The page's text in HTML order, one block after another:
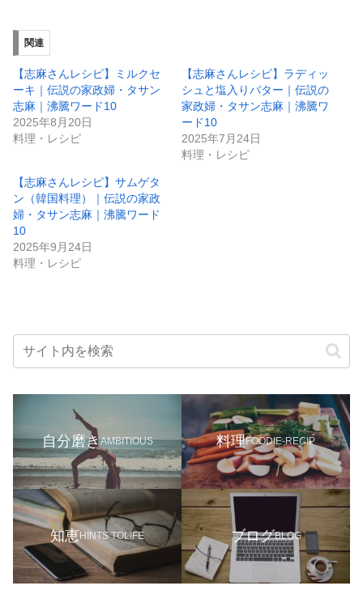
関連
【志麻さんレシピ】ミルクセ
ーキ｜伝説の家政婦・タサン
志麻｜沸騰ワード10
2025年8月20日
料理・レシピ
【志麻さんレシピ】ラディッ
シュと塩入りバター｜伝説の
家政婦・タサン志麻｜沸騰ワ
ード10
2025年7月24日
料理・レシピ
【志麻さんレシピ】サムゲタ
ン（韓国料理）｜伝説の家政
婦・タサン志麻｜沸騰ワード
10
2025年9月24日
料理・レシピ
自分磨きAMBITIOUS 料理FOODIE-RECIP
知恵HINTS TOLIFE ブログBLOG